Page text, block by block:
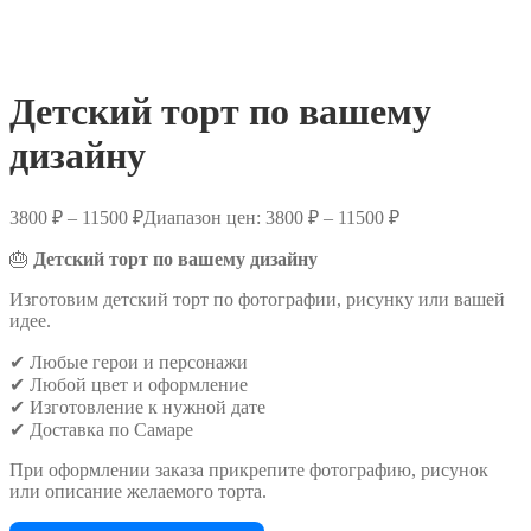
Детский торт по вашему
дизайну
3800 ₽ – 11500 ₽Диапазон цен: 3800 ₽ – 11500 ₽
🎂 Детский торт по вашему дизайну
Изготовим детский торт по фотографии, рисунку или вашей
идее.
✔ Любые герои и персонажи
✔ Любой цвет и оформление
✔ Изготовление к нужной дате
✔ Доставка по Самаре
При оформлении заказа прикрепите фотографию, рисунок
или описание желаемого торта.